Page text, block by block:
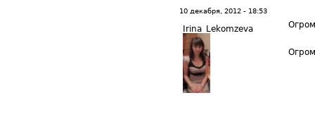
10 декабря, 2012 - 18:53
Irina_Lekomzeva